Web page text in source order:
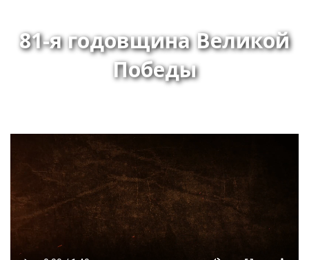
81-я годовщина Великой
Победы